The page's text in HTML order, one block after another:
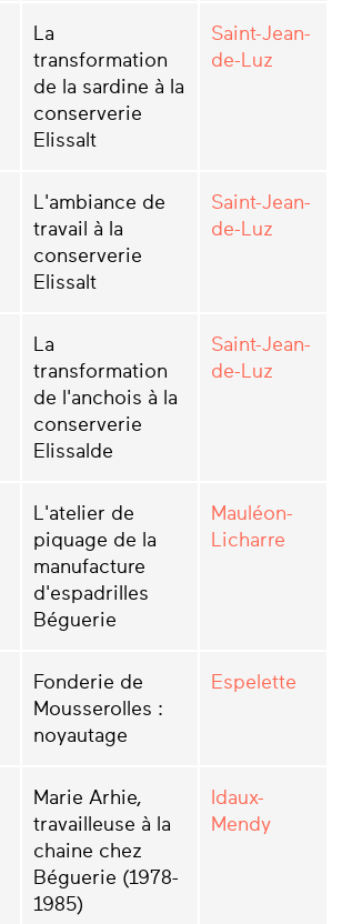
La
transformation
de la sardine à la
conserverie
Elissalt
Saint-Jean-
de-Luz
L'ambiance de
travail à la
conserverie
Elissalt
Saint-Jean-
de-Luz
La
transformation
de l'anchois à la
conserverie
Elissalde
Saint-Jean-
de-Luz
L'atelier de
piquage de la
manufacture
d'espadrilles
Béguerie
Mauléon-
Licharre
Fonderie de
Mousserolles :
noyautage
Espelette
Marie Arhie,
travailleuse à la
chaine chez
Béguerie (1978-
1985)
Idaux-
Mendy